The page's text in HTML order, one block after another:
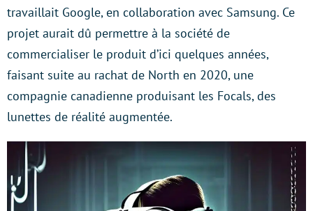
travaillait Google, en collaboration avec Samsung. Ce
projet aurait dû permettre à la société de
commercialiser le produit d’ici quelques années,
faisant suite au rachat de North en 2020, une
compagnie canadienne produisant les Focals, des
lunettes de réalité augmentée.